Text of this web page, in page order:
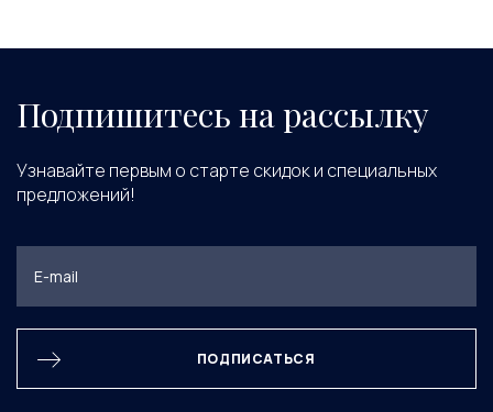
Подпишитесь на рассылку
Узнавайте первым о старте скидок и специальных
предложений!
ПОДПИСАТЬСЯ